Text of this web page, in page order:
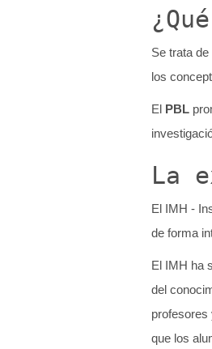
Se trata
los
El PBL
La
El IMH -
de forma
El IMH ha
del
profesores
que los